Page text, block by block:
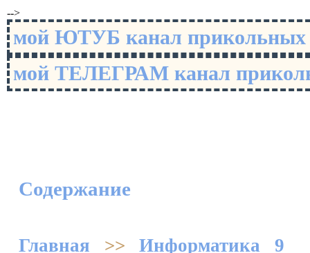
-->
мой ЮТУБ канал
мой ТЕЛЕГРАМ канал
Содержание
Главная >>Информатика 9